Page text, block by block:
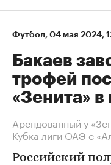
Футбол⁠, 04 мая 2024,
Бакаев
трофей
«Зенита»
Арендованный у
Кубка лиги ОАЭ с
Российский